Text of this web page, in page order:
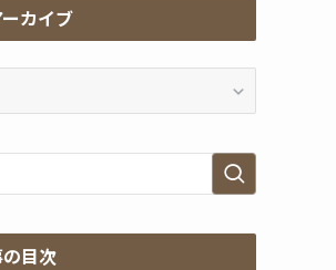
(2)
カイブ
目次